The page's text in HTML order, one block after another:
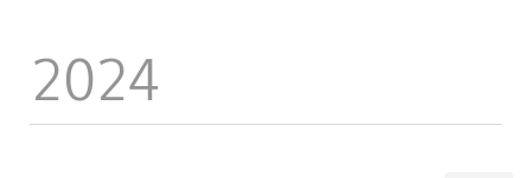
置，仅需
2024